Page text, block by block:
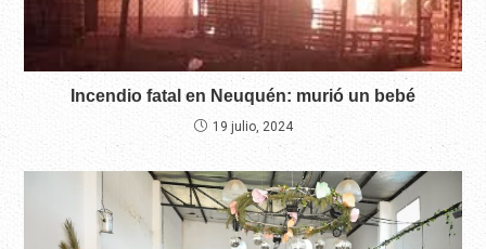
Incendio fatal en Neuquén: murió un bebé
19 julio, 2024